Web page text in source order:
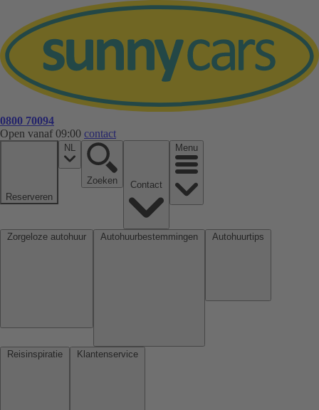
0800 70094
Open vanaf 09:00 contact
Reserveren
NL
Zoeken
Menu